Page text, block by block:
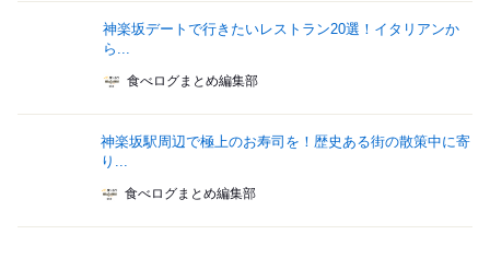
神楽坂デートで行きたいレストラン20選！イタリアンか
ら...
食べログまとめ編集部
神楽坂駅周辺で極上のお寿司を！歴史ある街の散策中に寄
り...
食べログまとめ編集部